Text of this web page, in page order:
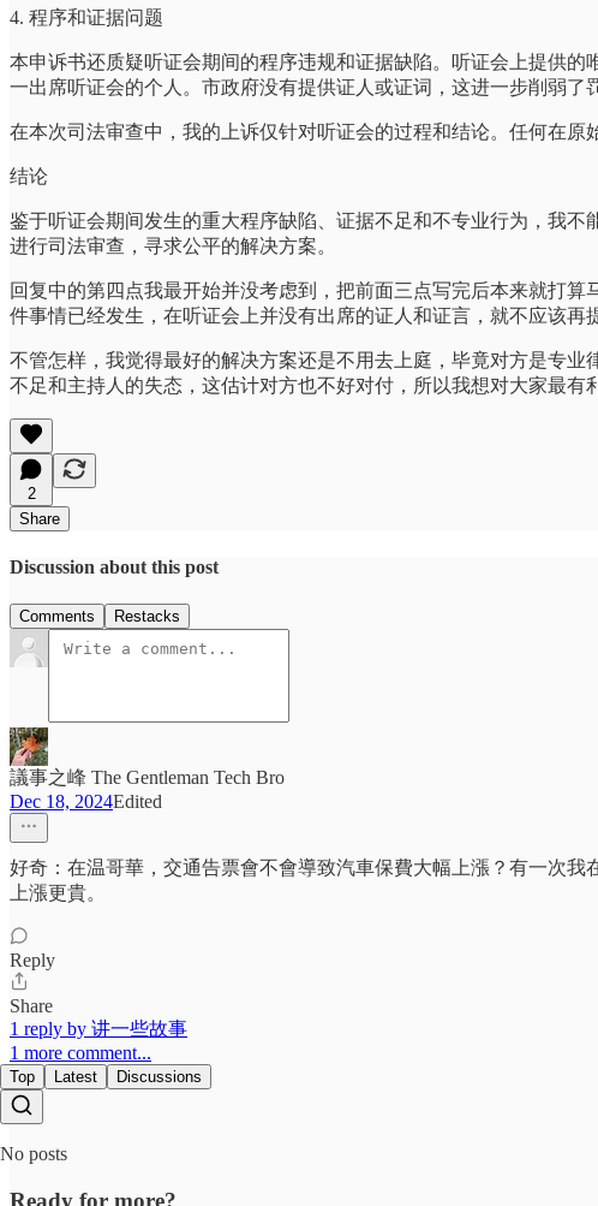
4. 程序和证据问题
本申诉书还质疑听证会期间的程序违规和证据缺陷。听证会上提供
一出席听证会的个人。市政府没有提供证人或证词，这进一步削弱了
在本次司法审查中，我的上诉仅针对听证会的过程和结论。任何在
结论
鉴于听证会期间发生的重大程序缺陷、证据不足和不专业行为，我
进行司法审查，寻求公平的解决方案。
回复中的第四点我最开始并没考虑到，把前面三点写完后本来就打
件事情已经发生，在听证会上并没有出席的证人和证言，就不应该再
不管怎样，我觉得最好的解决方案还是不用去上庭，毕竟对方是专
不足和主持人的失态，这估计对方也不好对付，所以我想对大家最有
2
Share
Discussion about this post
Comments Restacks
議事之峰 The Gentleman Tech Bro
Dec 18, 2024Edited
好奇：在温哥華，交通告票會不會導致汽車保費大幅上漲？有一次
上漲更貴。
Reply
Share
1 reply by 讲一些故事
1 more comment...
Top Latest Discussions
No posts
Ready for more?